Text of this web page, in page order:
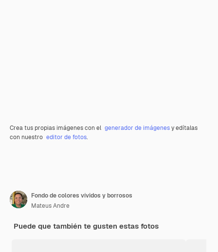
Crea tus propias imágenes con el generador de imágenesy edítalas
con nuestro editor de fotos.
Fondo de colores vívidos y borrosos
Mateus Andre
Puede que también te gusten estas fotos